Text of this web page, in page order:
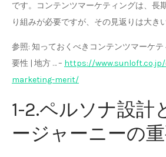
です。コンテンツマーケティングは、長
り組みが必要ですが、その見返りは大き
参照: 知っておくべきコンテンツマーケ
要性 | 地方 … – https://
marketing-merit/
1-2.ペルソナ設計
ージャーニーの